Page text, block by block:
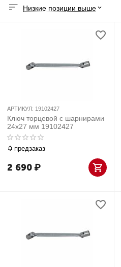
Низкие позиции выше
АРТИКУЛ: 19102427
Ключ торцевой с шарнирами
24x27 мм 19102427
предзаказ
2 690₽